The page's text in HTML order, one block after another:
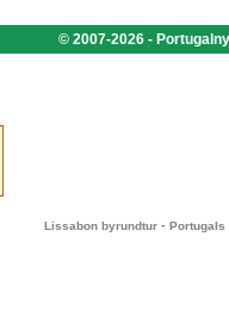
© 2007-2026 -
Lissabon byrundtur - Portugals